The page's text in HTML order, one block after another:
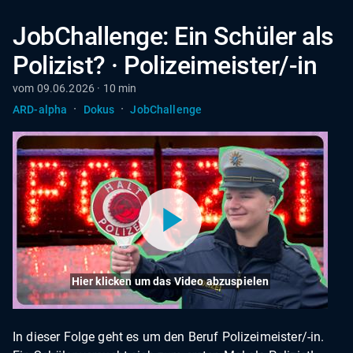
JobChallenge: Ein Schüler als
Polizist? · Polizeimeister/-in
vom 09.06.2026 · 10 min
ARD-alpha
· Dokus · JobChallenge
Hier klicken um das Video abzuspielen
In dieser Folge geht es um den Beruf Polizeimeister/-in.